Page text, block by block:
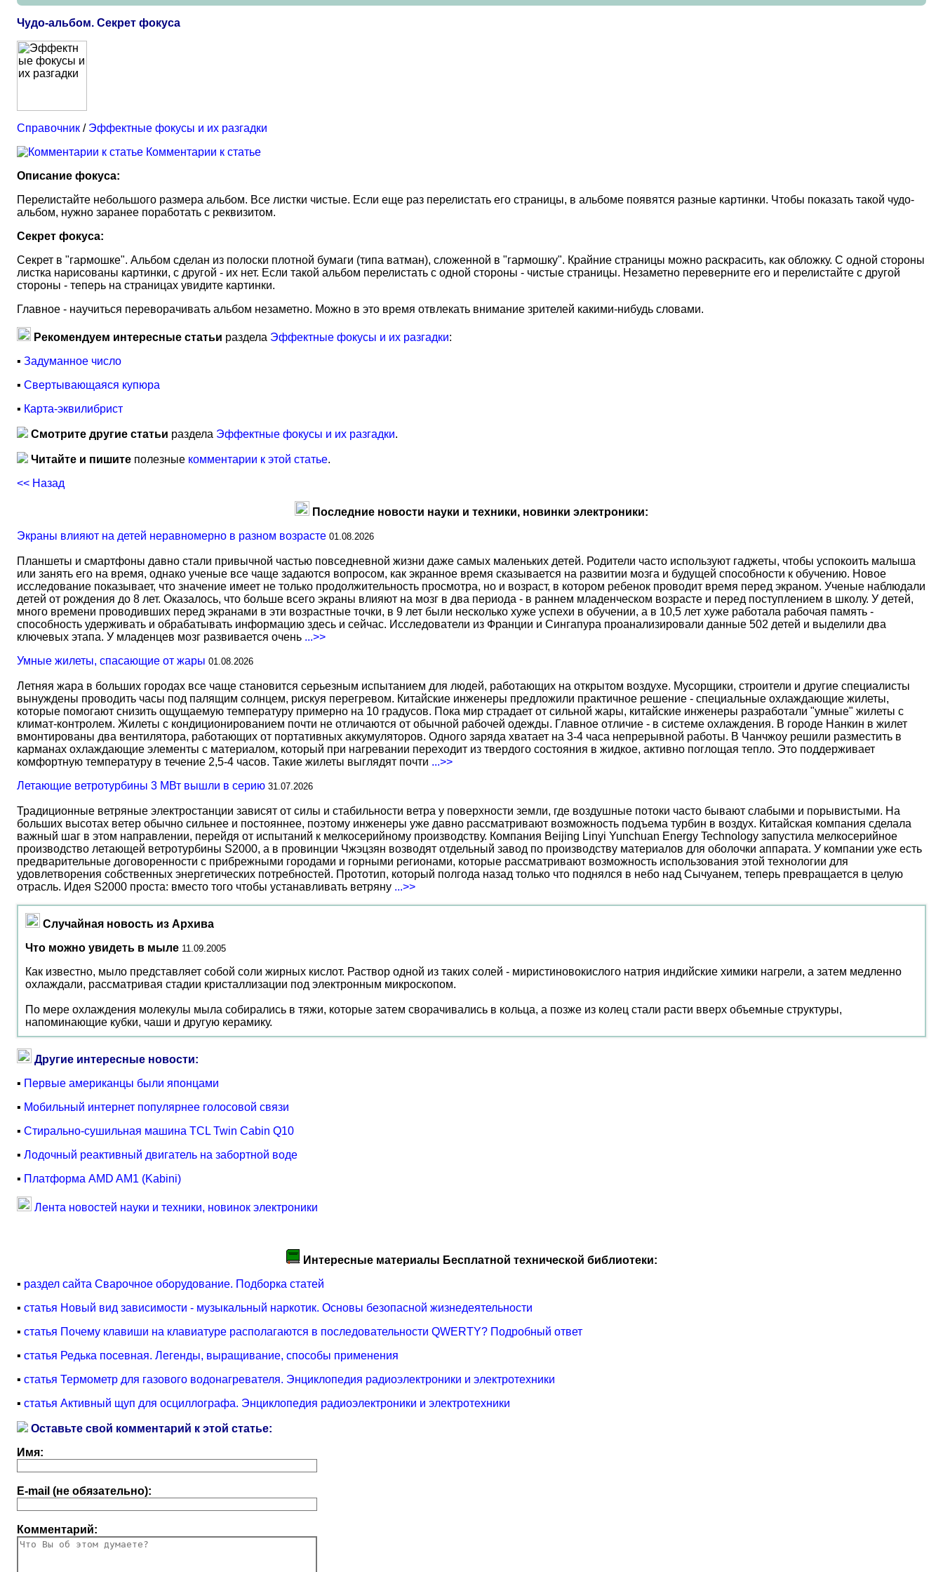
Чудо-альбом. Секрет фокуса
Справочник / Эффектные фокусы и их разгадки
Комментарии к статье
Описание фокуса:
Перелистайте небольшого размера альбом. Все листки чистые. Если еще раз перелистать его страницы, в альбоме появятся разные картинки. Чтобы показать такой чудо-
альбом, нужно заранее поработать с реквизитом.
Секрет фокуса:
Секрет в "гармошке". Альбом сделан из полоски плотной бумаги (типа ватман), сложенной в "гармошку". Крайние страницы можно раскрасить, как обложку. С одной стороны
листка нарисованы картинки, с другой - их нет. Если такой альбом перелистать с одной стороны - чистые страницы. Незаметно переверните его и перелистайте с другой
стороны - теперь на страницах увидите картинки.
Главное - научиться переворачивать альбом незаметно. Можно в это время отвлекать внимание зрителей какими-нибудь словами.
Рекомендуем интересные статьи раздела Эффектные фокусы и их разгадки:
▪ Задуманное число
▪ Свертывающаяся купюра
▪ Карта-эквилибрист
Смотрите другие статьи раздела Эффектные фокусы и их разгадки.
Читайте и пишите полезные комментарии к этой статье.
<< Назад
Последние новости науки и техники, новинки электроники:
Экраны влияют на детей неравномерно в разном возрасте 01.08.2026
Планшеты и смартфоны давно стали привычной частью повседневной жизни даже самых маленьких детей. Родители часто используют гаджеты, чтобы успокоить малыша
или занять его на время, однако ученые все чаще задаются вопросом, как экранное время сказывается на развитии мозга и будущей способности к обучению. Новое
исследование показывает, что значение имеет не только продолжительность просмотра, но и возраст, в котором ребенок проводит время перед экраном. Ученые наблюдали
детей от рождения до 8 лет. Оказалось, что больше всего экраны влияют на мозг в два периода - в раннем младенческом возрасте и перед поступлением в школу. У детей,
много времени проводивших перед экранами в эти возрастные точки, в 9 лет были несколько хуже успехи в обучении, а в 10,5 лет хуже работала рабочая память -
способность удерживать и обрабатывать информацию здесь и сейчас. Исследователи из Франции и Сингапура проанализировали данные 502 детей и выделили два
ключевых этапа. У младенцев мозг развивается очень ...>>
Умные жилеты, спасающие от жары 01.08.2026
Летняя жара в больших городах все чаще становится серьезным испытанием для людей, работающих на открытом воздухе. Мусорщики, строители и другие специалисты
вынуждены проводить часы под палящим солнцем, рискуя перегревом. Китайские инженеры предложили практичное решение - специальные охлаждающие жилеты,
которые помогают снизить ощущаемую температуру примерно на 10 градусов. Пока мир страдает от сильной жары, китайские инженеры разработали "умные" жилеты с
климат-контролем. Жилеты с кондиционированием почти не отличаются от обычной рабочей одежды. Главное отличие - в системе охлаждения. В городе Нанкин в жилет
вмонтированы два вентилятора, работающих от портативных аккумуляторов. Одного заряда хватает на 3-4 часа непрерывной работы. В Чанчжоу решили разместить в
карманах охлаждающие элементы с материалом, который при нагревании переходит из твердого состояния в жидкое, активно поглощая тепло. Это поддерживает
комфортную температуру в течение 2,5-4 часов. Такие жилеты выглядят почти ...>>
Летающие ветротурбины 3 МВт вышли в серию 31.07.2026
Традиционные ветряные электростанции зависят от силы и стабильности ветра у поверхности земли, где воздушные потоки часто бывают слабыми и порывистыми. На
больших высотах ветер обычно сильнее и постояннее, поэтому инженеры уже давно рассматривают возможность подъема турбин в воздух. Китайская компания сделала
важный шаг в этом направлении, перейдя от испытаний к мелкосерийному производству. Компания Beijing Linyi Yunchuan Energy Technology запустила мелкосерийное
производство летающей ветротурбины S2000, а в провинции Чжэцзян возводят отдельный завод по производству материалов для оболочки аппарата. У компании уже есть
предварительные договоренности с прибрежными городами и горными регионами, которые рассматривают возможность использования этой технологии для
удовлетворения собственных энергетических потребностей. Прототип, который полгода назад только что поднялся в небо над Сычуанем, теперь превращается в целую
отрасль. Идея S2000 проста: вместо того чтобы устанавливать ветряну ...>>
Случайная новость из Архива
Что можно увидеть в мыле 11.09.2005
Как известно, мыло представляет собой соли жирных кислот. Раствор одной из таких солей - миристиновокислого натрия индийские химики нагрели, а затем медленно
охлаждали, рассматривая стадии кристаллизации под электронным микроскопом.
По мере охлаждения молекулы мыла собирались в тяжи, которые затем сворачивались в кольца, а позже из колец стали расти вверх объемные структуры,
напоминающие кубки, чаши и другую керамику.
Другие интересные новости:
▪ Первые американцы были японцами
▪ Мобильный интернет популярнее голосовой связи
▪ Стирально-сушильная машина TCL Twin Cabin Q10
▪ Лодочный реактивный двигатель на забортной воде
▪ Платформа AMD AM1 (Kabini)
Лента новостей науки и техники, новинок электроники
Интересные материалы Бесплатной технической библиотеки:
▪ раздел сайта Сварочное оборудование. Подборка статей
▪ статья Новый вид зависимости - музыкальный наркотик. Основы безопасной жизнедеятельности
▪ статья Почему клавиши на клавиатуре располагаются в последовательности QWERTY? Подробный ответ
▪ статья Редька посевная. Легенды, выращивание, способы применения
▪ статья Термометр для газового водонагревателя. Энциклопедия радиоэлектроники и электротехники
▪ статья Активный щуп для осциллографа. Энциклопедия радиоэлектроники и электротехники
Оставьте свой комментарий к этой статье:
Имя:
E-mail (не обязательно):
Комментарий: